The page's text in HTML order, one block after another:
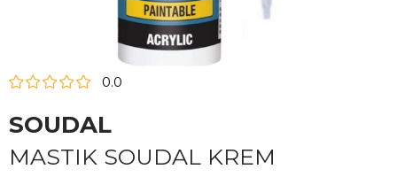
0.0
SOUDAL
MASTIK SOUDAL KREM